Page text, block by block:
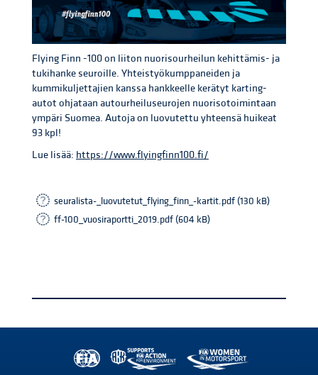
Flying Finn -100 on liiton nuorisourheilun kehittämis- ja
tukihanke seuroille. Yhteistyökumppaneiden ja
kummikuljettajien kanssa hankkeelle kerätyt karting-
autot ohjataan autourheiluseurojen nuorisotoimintaan
ympäri Suomea. Autoja on luovutettu yhteensä huikeat
93 kpl!
Lue lisää: https://www.flyingfinn100.fi/
seuralista-_luovutetut_flying_finn_-kartit.pdf (130 kB)
ff-100_vuosiraportti_2019.pdf (604 kB)